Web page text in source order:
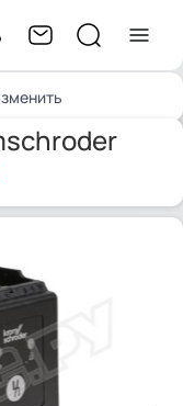
1O1-0K1